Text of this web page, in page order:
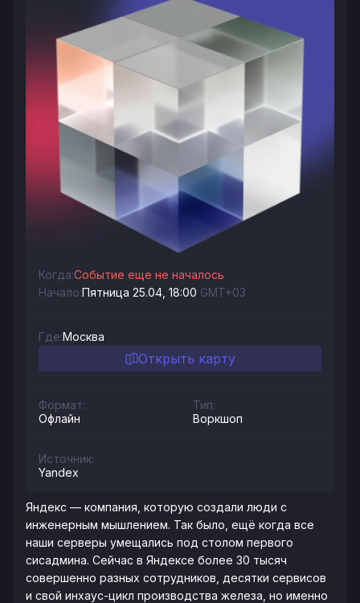
Когда:Событие еще не началось
Начало:Пятница 25.04, 18:00 GMT+03
Где:Москва
Открыть карту
Формат:
Офлайн
Тип:
Воркшоп
Источник:
Yandex
Яндекс — компания, которую создали люди с
инженерным мышлением. Так было, ещё когда все
наши серверы умещались под столом первого
сисадмина. Сейчас в Яндексе более 30 тысяч
совершенно разных сотрудников, десятки сервисов
и свой инхаус-цикл производства железа, но именно